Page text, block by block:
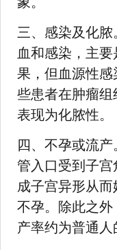
三、感染及化
血和感染，主
果，但血源性
些患者在肿瘤
表现为化脓性。
四、不孕或流
管入口受到子
成子宫异形从
不孕。除此之
产率约为普通人